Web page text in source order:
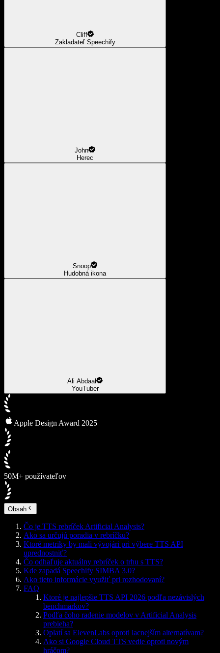
Cliff
Zakladateľ Speechify
John
Herec
Snoop
Hudobná ikona
Ali Abdaal
YouTuber
Apple Design Award 2025
50M+ používateľov
Obsah
Čo je TTS rebríček Artificial Analysis?
Ako sa určujú poradia v rebríčku?
Ktoré metriky by mali vývojári pri výbere TTS API
uprednostniť?
Čo odhaľuje aktuálny rebríček o trhu s TTS?
Kde zapadá Speechify SIMBA 3.0?
Ako tieto informácie využiť pri rozhodovaní?
FAQ
Ktoré je najlepšie TTS API 2026 podľa nezávislých
benchmarkov?
Podľa čoho radenie modelov v Artificial Analysis
prebieha?
Oplatí sa ElevenLabs oproti lacnejším alternatívam?
Ako si Google Cloud TTS vedie oproti novým
hráčom?